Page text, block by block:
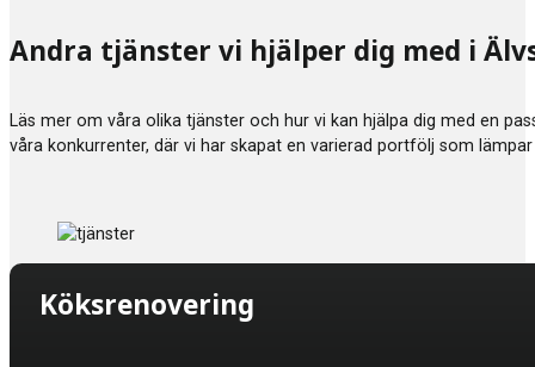
Andra tjänster vi hjälper dig med i
Läs mer om våra olika tjänster och hur vi kan hjälpa dig med en
våra konkurrenter, där vi har skapat en varierad portfölj som
Köksrenovering